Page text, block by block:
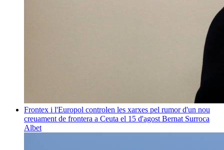
Frontex i l'Europol controlen les xarxes pel rumor d'un nou
creuament de frontera a Ceuta el 15 d'agost Bernat Surroca
Albet